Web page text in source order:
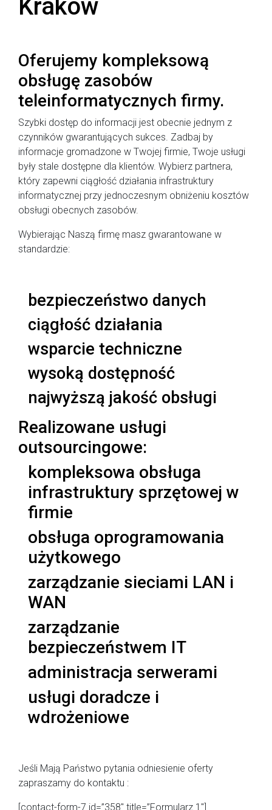
Kraków
Oferujemy kompleksową
obsługę zasobów
teleinformatycznych firmy.
Szybki dostęp do informacji jest obecnie jednym z
czynników gwarantujących sukces. Zadbaj by
informacje gromadzone w Twojej firmie, Twoje usługi
były stale dostępne dla klientów. Wybierz partnera,
który zapewni ciągłość działania infrastruktury
informatycznej przy jednoczesnym obniżeniu kosztów
obsługi obecnych zasobów.
Wybierając Naszą firmę masz gwarantowane w
standardzie:
bezpieczeństwo danych
ciągłość działania
wsparcie techniczne
wysoką dostępność
najwyższą jakość obsługi
Realizowane usługi
outsourcingowe:
kompleksowa obsługa
infrastruktury sprzętowej w
firmie
obsługa oprogramowania
użytkowego
zarządzanie sieciami LAN i
WAN
zarządzanie
bezpieczeństwem IT
administracja serwerami
usługi doradcze i
wdrożeniowe
Jeśli Mają Państwo pytania odniesienie oferty
zapraszamy do kontaktu :
[contact-form-7 id=”358″ title=”Formularz 1″]